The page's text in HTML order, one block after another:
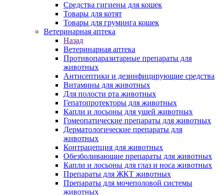
Средства гигиены для кошек
Товары для котят
Товары для груминга кошек
Ветеринарная аптека
Назад
Ветеринарная аптека
Противопаразитарные препараты для
животных
Антисептики и дезинфицирующие средства
Витамины для животных
Для полости рта животных
Гепатопротекторы для животных
Капли и лосьоны для ушей животных
Гомеопатические препараты для животных
Дерматологические препараты для
животных
Контрацепция для животных
Обезболивающие препараты для животных
Капли и лосьоны для глаз и носа животных
Препараты для ЖКТ животных
Препараты для мочеполовой системы
животных